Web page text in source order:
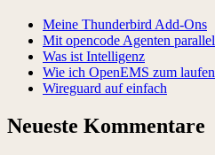
Meine Thunderbird Add-Ons
Mit opencode Agenten
Was ist Intelligenz
Wie ich OpenEMS zum
Wireguard auf einfach
Neueste Kommentare